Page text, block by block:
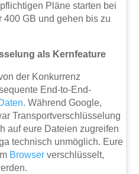
Pläne starten bei
400 GB und gehen bis zu
als Kernfeature
der Konkurrenz
End-to-End-
. Während Google,
Transportverschlüsselung
auf eure Dateien zugreifen
technisch unmöglich. Eure
Browser verschlüsselt,